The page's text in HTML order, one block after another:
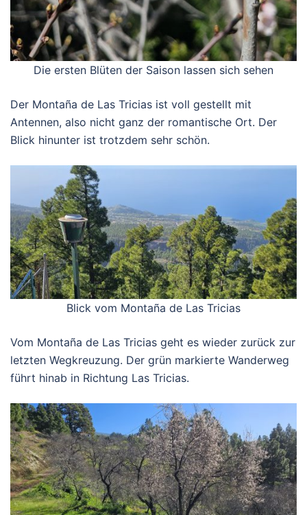
Die ersten Blüten der Saison lassen sich sehen
Der Montaña de Las Tricias ist voll gestellt mit
Antennen, also nicht ganz der romantische Ort. Der
Blick hinunter ist trotzdem sehr schön.
Blick vom Montaña de Las Tricias
Vom Montaña de Las Tricias geht es wieder zurück zur
letzten Wegkreuzung. Der grün markierte Wanderweg
führt hinab in Richtung Las Tricias.